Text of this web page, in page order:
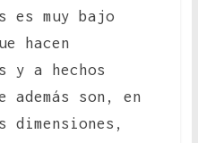
es muy bajo
hacen
y a hechos
son, en
dimensiones,